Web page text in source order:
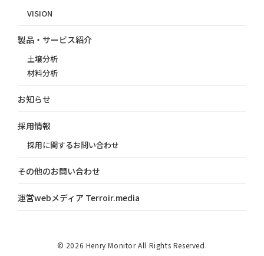
VISION
製品・サービス紹介
土壌分析
材料分析
お知らせ
採用情報
採用に関するお問い合わせ
その他のお問い合わせ
運営webメディア Terroir.media
© 2026 Henry Monitor All Rights Reserved.